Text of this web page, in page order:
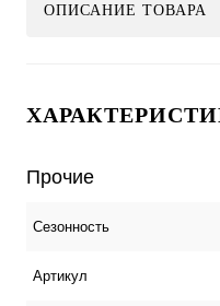
ОПИСАНИЕ ТОВАРА
Прочие
Сезонность
Артикул